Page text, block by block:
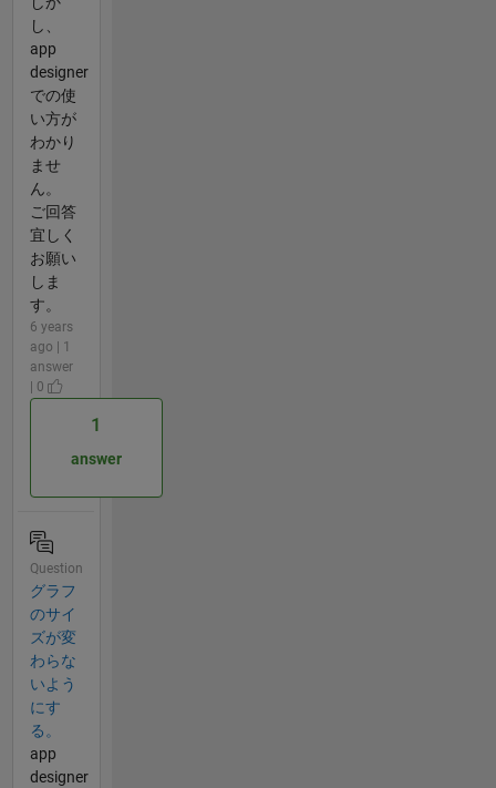
し、
app
designer
での使
い方が
わかり
ませ
ん。
ご回答
宜しく
お願い
しま
す。
6 years
ago | 1
answer
| 0
1
answer
Question
グラフ
のサイ
ズが変
わらな
いよう
にす
る。
app
designer